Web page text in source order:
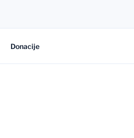
Donacije